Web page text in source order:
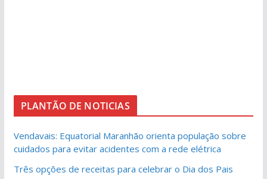
PLANTÃO DE NOTICIAS
Vendavais: Equatorial Maranhão orienta população sobre
cuidados para evitar acidentes com a rede elétrica
Três opções de receitas para celebrar o Dia dos Pais